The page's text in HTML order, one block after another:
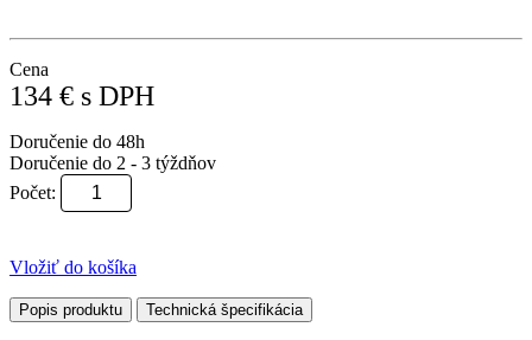
Cena
134 € s DPH
Doručenie do 48h
Doručenie do 2 - 3 týždňov
Počet:
Vložiť do košíka
Popis produktu Technická špecifikácia